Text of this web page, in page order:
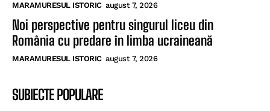
MARAMURESUL ISTORIC august 7, 2026
Noi perspective pentru singurul liceu din
România cu predare în limba ucraineană
MARAMURESUL ISTORIC august 7, 2026
SUBIECTE POPULARE